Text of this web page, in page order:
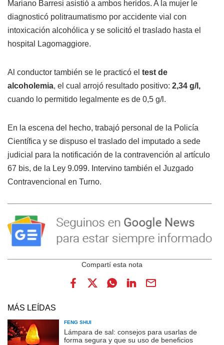
Mariano Barresi asistió a ambos heridos. A la mujer le
diagnosticó politraumatismo por accidente vial con
intoxicación alcohólica y se solicitó el traslado hasta el
hospital Lagomaggiore.
Al conductor también se le practicó el test de
alcoholemia, el cual arrojó resultado positivo: 2,34 g/l,
cuando lo permitido legalmente es de 0,5 g/l.
En la escena del hecho, trabajó personal de la Policía
Científica y se dispuso el traslado del imputado a sede
judicial para la notificación de la contravención al artículo
67 bis, de la Ley 9.099. Intervino también el Juzgado
Contravencional en Turno.
MÁS LEÍDAS
FENG SHUI
Lámpara de sal: consejos para usarlas de
forma segura y que su uso de beneficios